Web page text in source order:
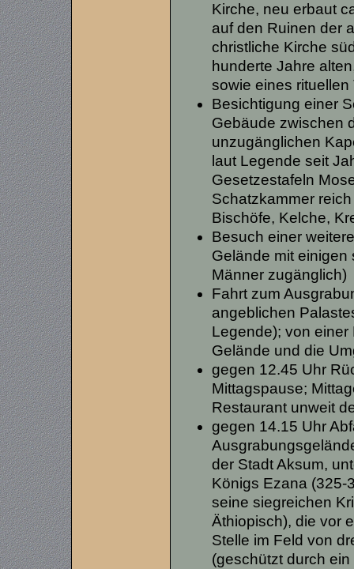
Kirche, neu erbaut
auf den Ruinen der
christliche Kirche
hunderte Jahre
sowie eines
Besichtigung einer
Gebäude zwischen
unzugänglichen
laut Legende seit
Gesetzestafeln
Schatzkammer
Bischöfe, Kelche,
Besuch einer
Gelände mit einigen
Männer zugänglich)
Fahrt zum
angeblichen
Legende); von
Gelände und die
gegen 12.45 Uhr
Mittagspause;
Restaurant unweit
gegen 14.15 Uhr
der Stadt Aksum,
Königs Ezana (325-
seine siegreichen
Äthiopisch), die vor
Stelle im Feld von
(geschützt durch